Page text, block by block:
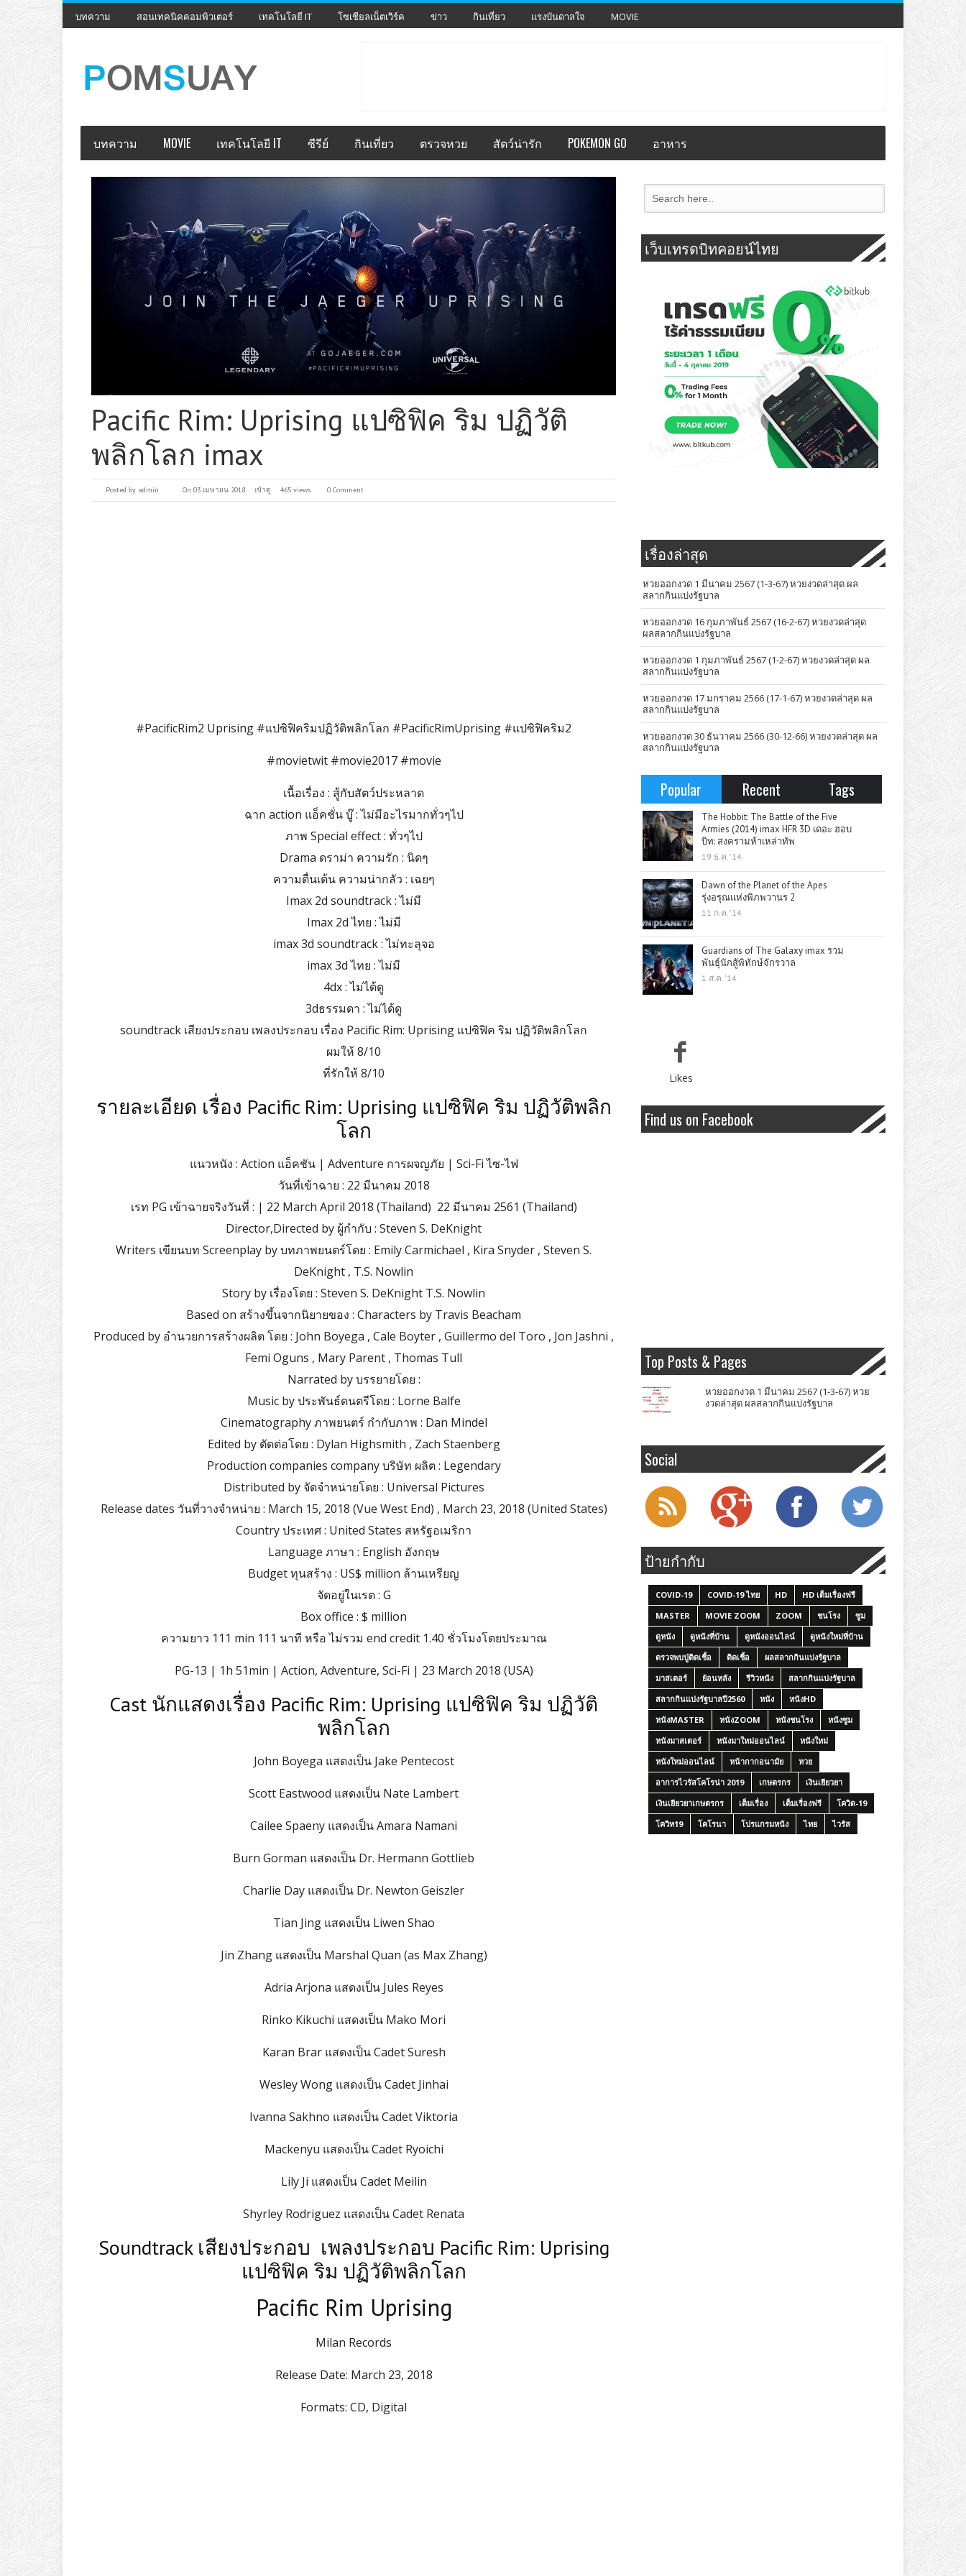
บทความ สอนเทคนิคคอมพิวเตอร์ เทคโนโลยี IT โซเชียลเน็ตเวิร์ค ข่าว กินเที่ยว แรงบันดาลใจ MOVIE
บทความ MOVIE เทคโนโลยี IT ซีรีย์ กินเที่ยว ตรวจหวย สัตว์น่ารัก POKEMON GO อาหาร
Pacific Rim: Uprising แปซิฟิค ริม ปฏิวัติ
พลิกโลก imax
Posted by admin On 03 เมษายน 2018 เข้าดู 465 views 0 Comment
#PacificRim2 Uprising #แปซิฟิคริมปฏิวัติพลิกโลก #PacificRimUprising #แปซิฟิคริม2
#movietwit #movie2017 #movie
เนื้อเรื่อง : สู้กับสัตว์ประหลาด
ฉาก action แอ็คชั่น บู๊ : ไม่มีอะไรมากทั่วๆไป
ภาพ Special effect : ทั่วๆไป
Drama ดราม่า ความรัก : นิดๆ
ความตื่นเต้น ความน่ากลัว : เฉยๆ
Imax 2d soundtrack : ไม่มี
Imax 2d ไทย : ไม่มี
imax 3d soundtrack : ไม่ทะลุจอ
imax 3d ไทย : ไม่มี
4dx : ไม่ได้ดู
3dธรรมดา : ไม่ได้ดู
soundtrack เสียงประกอบ เพลงประกอบ เรื่อง Pacific Rim: Uprising แปซิฟิค ริม ปฏิวัติพลิกโลก
ผมให้ 8/10
ที่รักให้ 8/10
รายละเอียด เรื่อง Pacific Rim: Uprising แปซิฟิค ริม ปฏิวัติพลิก
โลก
แนวหนัง : Action แอ็คชัน | Adventure การผจญภัย | Sci-Fi ไซ-ไฟ
วันที่เข้าฉาย : 22 มีนาคม 2018
เรท PG เข้าฉายจริงวันที่ : | 22 March April 2018 (Thailand) 22 มีนาคม 2561 (Thailand)
Director,Directed by ผู้กำกับ : Steven S. DeKnight
Writers เขียนบท Screenplay by บทภาพยนตร์โดย : Emily Carmichael , Kira Snyder , Steven S.
DeKnight , T.S. Nowlin
Story by เรื่องโดย : Steven S. DeKnight T.S. Nowlin
Based on สร้างขึ้นจากนิยายของ : Characters by Travis Beacham
Produced by อำนวยการสร้างผลิต โดย : John Boyega , Cale Boyter , Guillermo del Toro , Jon Jashni ,
Femi Oguns , Mary Parent , Thomas Tull
Narrated by บรรยายโดย :
Music by ประพันธ์ดนตรีโดย : Lorne Balfe
Cinematography ภาพยนตร์ กำกับภาพ : Dan Mindel
Edited by ตัดต่อโดย : Dylan Highsmith , Zach Staenberg
Production companies company บริษัท ผลิต : Legendary
Distributed by จัดจำหน่ายโดย : Universal Pictures
Release dates วันที่วางจำหน่าย : March 15, 2018 (Vue West End) , March 23, 2018 (United States)
Country ประเทศ : United States สหรัฐอเมริกา
Language ภาษา : English อังกฤษ
Budget ทุนสร้าง : US$ million ล้านเหรียญ
จัดอยู่ในเรต : G
Box office : $ million
ความยาว 111 min 111 นาที หรือ ไม่รวม end credit 1.40 ชั่วโมงโดยประมาณ
PG-13 | 1h 51min | Action, Adventure, Sci-Fi | 23 March 2018 (USA)
Cast นักแสดงเรื่อง Pacific Rim: Uprising แปซิฟิค ริม ปฏิวัติ
พลิกโลก
John Boyega แสดงเป็น Jake Pentecost
Scott Eastwood แสดงเป็น Nate Lambert
Cailee Spaeny แสดงเป็น Amara Namani
Burn Gorman แสดงเป็น Dr. Hermann Gottlieb
Charlie Day แสดงเป็น Dr. Newton Geiszler
Tian Jing แสดงเป็น Liwen Shao
Jin Zhang แสดงเป็น Marshal Quan (as Max Zhang)
Adria Arjona แสดงเป็น Jules Reyes
Rinko Kikuchi แสดงเป็น Mako Mori
Karan Brar แสดงเป็น Cadet Suresh
Wesley Wong แสดงเป็น Cadet Jinhai
Ivanna Sakhno แสดงเป็น Cadet Viktoria
Mackenyu แสดงเป็น Cadet Ryoichi
Lily Ji แสดงเป็น Cadet Meilin
Shyrley Rodriguez แสดงเป็น Cadet Renata
Soundtrack เสียงประกอบ เพลงประกอบ Pacific Rim: Uprising
แปซิฟิค ริม ปฏิวัติพลิกโลก
Pacific Rim Uprising
Milan Records
Release Date: March 23, 2018
Formats: CD, Digital
เว็บเทรดบิทคอยน์ไทย
เรื่องล่าสุด
หวยออกงวด 1 มีนาคม 2567 (1-3-67) หวยงวดล่าสุด ผล
สลากกินแบ่งรัฐบาล
หวยออกงวด 16 กุมภาพันธ์ 2567 (16-2-67) หวยงวดล่าสุด
ผลสลากกินแบ่งรัฐบาล
หวยออกงวด 1 กุมภาพันธ์ 2567 (1-2-67) หวยงวดล่าสุด ผล
สลากกินแบ่งรัฐบาล
หวยออกงวด 17 มกราคม 2566 (17-1-67) หวยงวดล่าสุด ผล
สลากกินแบ่งรัฐบาล
หวยออกงวด 30 ธันวาคม 2566 (30-12-66) หวยงวดล่าสุด ผล
สลากกินแบ่งรัฐบาล
Popular Recent Tags
The Hobbit: The Battle of the Five
Armies (2014) imax HFR 3D เดอะ ฮอบ
บิท: สงครามห้าเหล่าทัพ
19 ธ.ค. '14
Dawn of the Planet of the Apes
รุ่งอรุณแห่งพิภพวานร 2
11 ก.ค. '14
Guardians of The Galaxy imax รวม
พันธุ์นักสู้พิทักษ์จักรวาล
1 ส.ค. '14
Likes
Find us on Facebook
Top Posts & Pages
หวยออกงวด 1 มีนาคม 2567 (1-3-67) หวย
งวดล่าสุด ผลสลากกินแบ่งรัฐบาล
Social
ป้ายกำกับ
COVID-19 COVID-19 ไทย HD
HD เต็มเรื่องฟรี
MASTER
MOVIE ZOOM ZOOM ชนโรง
ซูม
ดูหนัง
ดูหนังที่บ้าน ดูหนังออนไลน์
ดูหนังใหม่ที่บ้าน
ตรวจพบปู่ติดเชื้อ
ติดเชื้อ
ผลสลากกินแบ่งรัฐบาล
มาสเตอร์
ย้อนหลัง รีวิวหนัง
สลากกินแบ่งรัฐบาล
สลากกินแบ่งรัฐบาลปี2560
หนัง
หนังHD
หนังMASTER
หนังZOOM หนังชนโรง
หนังซูม
หนังมาสเตอร์
หนังมาใหม่ออนไลน์
หนังใหม่
หนังใหม่ออนไลน์
หน้ากากอนามัย
หวย
อาการไวรัสโคโรน่า 2019
เกษตรกร
เงินเยียวยา
เงินเยียวยาเกษตรกร
เต็มเรื่อง เต็มเรื่องฟรี
โควิด-19
โควิท19
โคโรนา โปรแกรมหนัง ไทย ไวรัส